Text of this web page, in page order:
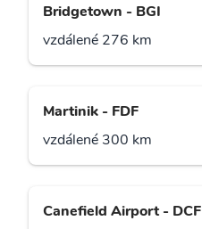
Bridgetown - BGI
vzdálené 276 km
Martinik - FDF
vzdálené 300 km
Canefield Airport - DCF